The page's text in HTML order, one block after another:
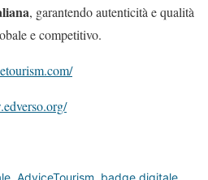
, garantendo autenticità e qualità
e competitivo.